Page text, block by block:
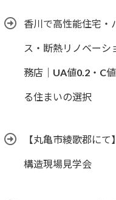
香川で高性能住宅・
ス・断熱リノベーシ
務店｜UA値0.2・C
る住まいの選択
【丸亀市綾歌郡に
構造現場見学会